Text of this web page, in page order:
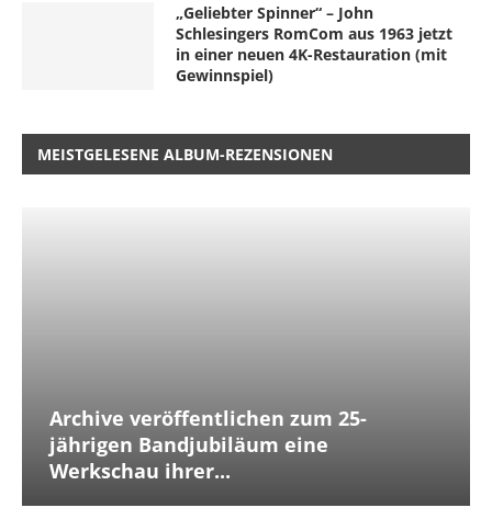
„Geliebter Spinner“ – John
Schlesingers RomCom aus 1963 jetzt
in einer neuen 4K-Restauration (mit
Gewinnspiel)
MEISTGELESENE ALBUM-REZENSIONEN
Archive veröffentlichen zum 25-
jährigen Bandjubiläum eine
Werkschau ihrer...